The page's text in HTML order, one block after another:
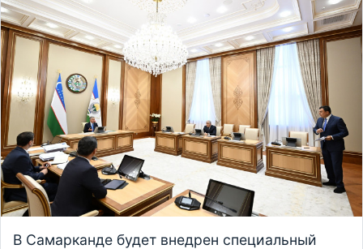
В Самарканде будет внедрен специальный